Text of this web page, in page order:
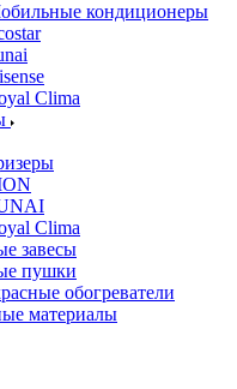
кондиционеры
Clima
Clima
завесы
пушки
обогреватели
материалы